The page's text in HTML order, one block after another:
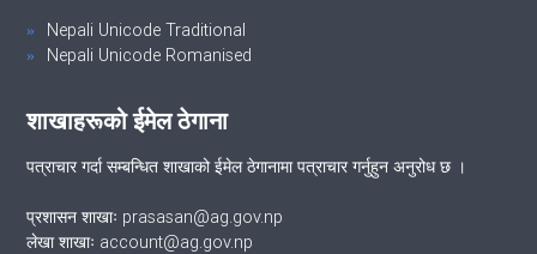
Nepali Unicode Traditional
Nepali Unicode Romanised
शाखाहरूको ईमेल ठेगाना
पत्राचार गर्दा सम्बन्धित शाखाको ईमेल ठेगानामा पत्राचार गर्नुहुन अनुरोध छ ।
प्रशासन शाखाः prasasan@ag.gov.np
लेखा शाखाः account@ag.gov.np